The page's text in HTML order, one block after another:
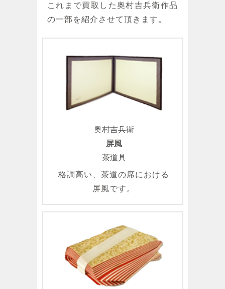
これまで買取した奥村吉兵衛作品
の一部を紹介させて頂きます。
奥村吉兵衛
屏風
茶道具
格調高い、茶道の席における
屏風です。